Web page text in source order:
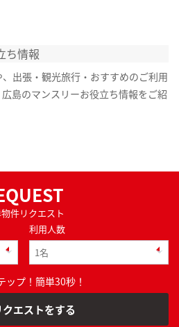
ち情報
出張・観光旅行・おすすめのご利用
島のマンスリーお役立ち情報をご紹
件リクエスト
利用人数
ップ！簡単30秒！
エストをする